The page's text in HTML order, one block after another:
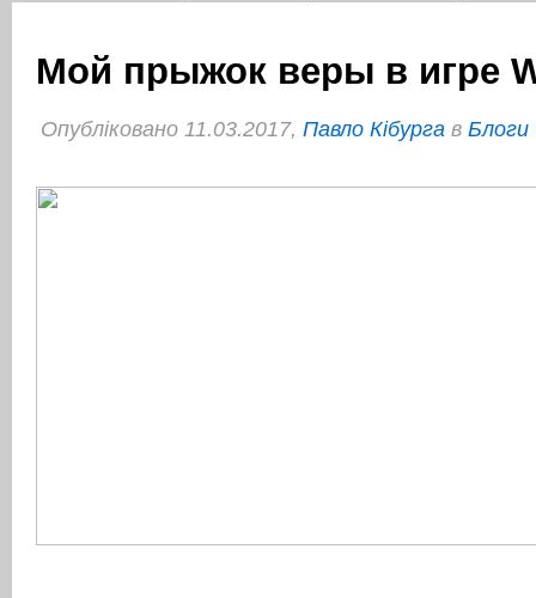
Мой прыжок веры в игре
Опубліковано 11.03.2017, Павло Кібурга в Блоги